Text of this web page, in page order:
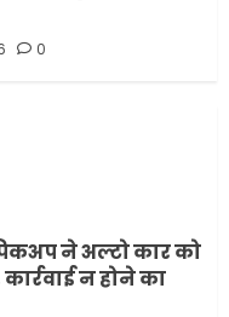
0
ने अल्टो कार को
न होने का